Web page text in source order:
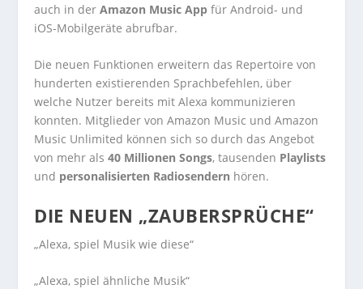
auch in derAmazon Music App für Android- und
iOS-Mobilgeräte abrufbar.
Die neuen Funktionen erweitern das Repertoire von
hunderten existierenden Sprachbefehlen, über
welche Nutzer bereits mit Alexa kommunizieren
konnten. Mitglieder von Amazon Music und Amazon
Music Unlimited können sich so durch das Angebot
von mehr als40 Millionen Songs, tausenden Playlists
und personalisierten Radiosendern hören.
DIE NEUEN „ZAUBERSPRÜCHE“
„Alexa, spiel Musik wie diese“
„Alexa, spiel ähnliche Musik“